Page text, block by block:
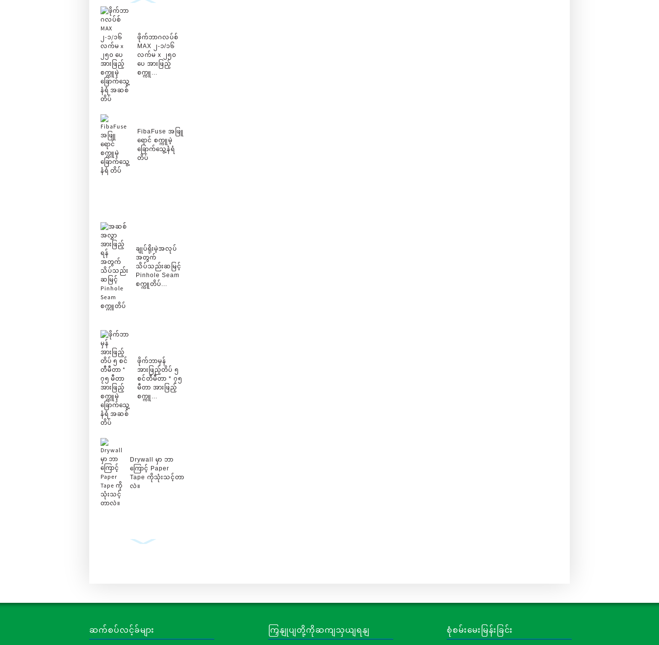
ဖိုက်ဘာဂလပ်စ်
MAX ၂-၁/၁၆
လက်မ x ၂၅၀
ပေ အားဖြည့်
စက္ကူ...
FibaFuse အဖြူ
ရောင် စက္ကူမဲ့
ခြောက်သွေ့နံရံ
တိပ်
ချုပ်ရိုးမဲ့အလုပ်
အတွက်
သိပ်သည်းဆမြင့်
Pinhole Seam
စက္ကူတိပ်...
ဖိုက်ဘာမှန်
အားဖြည့်တိပ် ၅
စင်တီမီတာ * ၇၅
မီတာ အားဖြည့်
စက္ကူ...
Drywall မှာ ဘာ
ကြောင့် Paper
Tape ကိုသုံးသင့်တာ
လဲ။
ခြောက်သွေ့နံရံ
သတ္တုချောင်းများ P...
ဆက်စပ်လင့်ခ်များ ကြှနျုပျတို့ကိုဆကျသှယျရနျ စုံစမ်းမေးမြန်းခြင်း